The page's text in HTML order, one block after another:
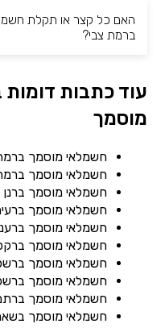
האם כל קצר או תקלת
ברמת צבי?
עוד כתבות
מוסמך
חשמלאי מוסמך
חשמלאי מוסמך
חשמלאי מוסמך ברנן
חשמלאי מוסמך
חשמלאי מוסמך
חשמלאי מוסמך
חשמלאי מוסמך
חשמלאי מוסמך
חשמלאי מוסמך
חשמלאי מוסמך